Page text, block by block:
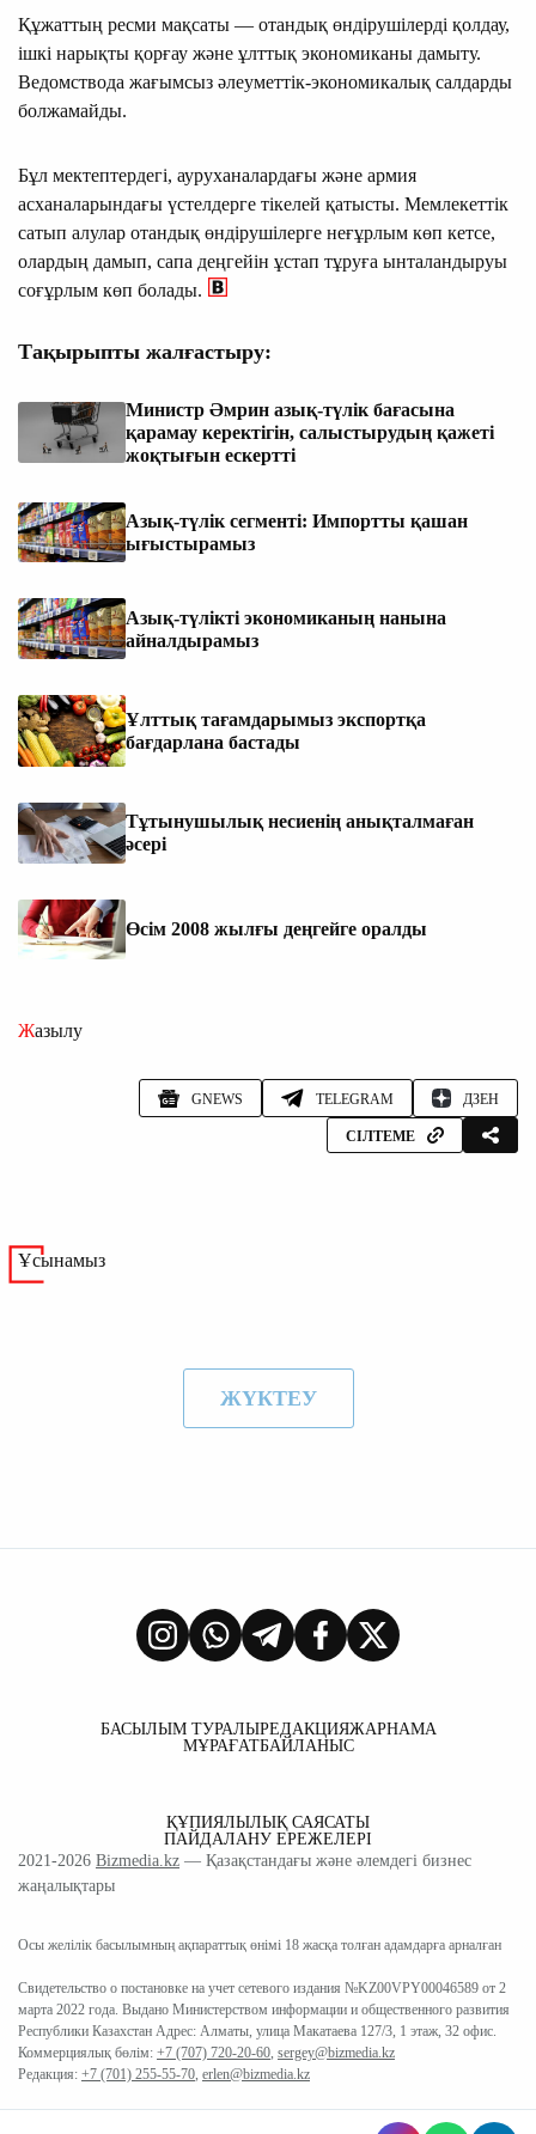
Құжаттың ресми мақсаты — отандық өндірушілерді қолдау,
ішкі нарықты қорғау және ұлттық экономиканы дамыту.
Ведомствода жағымсыз әлеуметтік-экономикалық салдарды
болжамайды.
Бұл мектептердегі, ауруханалардағы және армия
асханаларындағы үстелдерге тікелей қатысты. Мемлекеттік
сатып алулар отандық өндірушілерге неғұрлым көп кетсе,
олардың дамып, сапа деңгейін ұстап тұруға ынталандыруы
соғұрлым көп болады.
Тақырыпты жалғастыру:
Министр Әмрин азық-түлік бағасына
қарамау керектігін, салыстырудың қажеті
жоқтығын ескертті
Азық-түлік сегменті: Импортты қашан
ығыстырамыз
Азық-түлікті экономиканың нанына
айналдырамыз
Ұлттық тағамдарымыз экспортқа
бағдарлана бастады
Тұтынушылық несиенің анықталмаған
әсері
Өсім 2008 жылғы деңгейге оралды
Жазылу
GNEWS TELEGRAM ДЗЕН
СІЛТЕМЕ
Ұсынамыз
ЖҮКТЕУ
БАСЫЛЫМ ТУРАЛЫРЕДАКЦИЯЖАРНАМА
МҰРАҒАТБАЙЛАНЫС
ҚҰПИЯЛЫЛЫҚ САЯСАТЫ
ПАЙДАЛАНУ ЕРЕЖЕЛЕРІ
2021-2026 Bizmedia.kz — Қазақстандағы және әлемдегі бизнес
жаңалықтары
Осы желілік басылымның ақпараттық өнімі 18 жасқа толған адамдарға арналған
Свидетельство о постановке на учет сетевого издания №KZ00VPY00046589 от 2
марта 2022 года. Выдано Министерством информации и общественного развития
Республики Казахстан Адрес: Алматы, улица Макатаева 127/3, 1 этаж, 32 офис.
Коммерциялық бөлім: +7 (707) 720-20-60, sergey@bizmedia.kz
Редакция: +7 (701) 255-55-70, erlen@bizmedia.kz